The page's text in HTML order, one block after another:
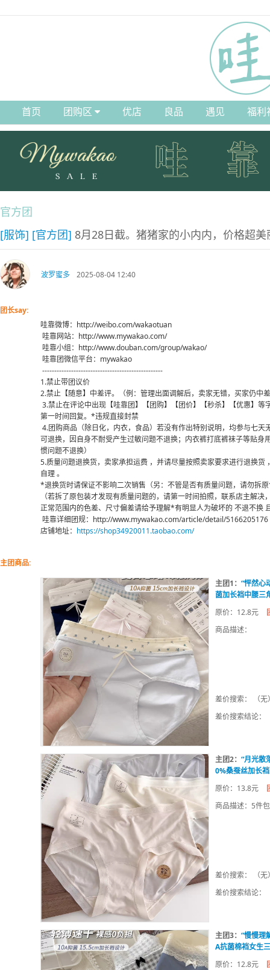
首页 团购区 优店 良品 遇见 福利
官方团
[服饰] [官方团] 8月28日截。猪猪家的小内内，价格超美
波罗蜜多 2025-08-04 12:40
团长say:
哇靠微博：http://weibo.com/wakaotuan
哇靠网站：http://www.mywakao.com/
哇靠小组：http://www.douban.com/group/wakao/
哇靠团微信平台：mywakao
--------------------------------------------------
1.禁止带团议价
2.禁止【随意】中差评。（例：管理出面调解后，卖家无错，买家仍中
3.禁止在评论中出现【哇靠团】【团购】【团价】【秒杀】【优惠】
第一时间回复。*违规直接封禁
4.团购商品（除日化，内衣，食品）若没有作出特别说明，均参与七天
可退换，因自身不耐受产生过敏问题不退换；内衣裤打底裤袜子等贴身
惯问题不退换）
5.质量问题退换货，卖家承担运费 ，并请尽量按照卖家要求进行退换货
自理 。
*退换货时请保证不影响二次销售（另：不管是否有质量问题，请勿拆
（若拆了原包装才发现有质量问题的，请第一时间拍照，联系店主解
正常范围内的色差、尺寸偏差请给予理解*有明显人为破坏的 不退不换
哇靠详细团规：http://www.mywakao.com/article/detail/5166205176
店铺地址： https://shop34920011.taobao.com/
主团商品:
主团1： “怦然心
菌加长裆中腰三
原价：12.8元
商品描述：
差价搜索： （无
差价搜索结论：
主团2： “月光散
0%桑蚕丝加长
原价：13.8元
商品描述：5件
差价搜索： （无
差价搜索结论：
主团3： “慢慢理
A抗菌棉裆女生
原价：12.8元